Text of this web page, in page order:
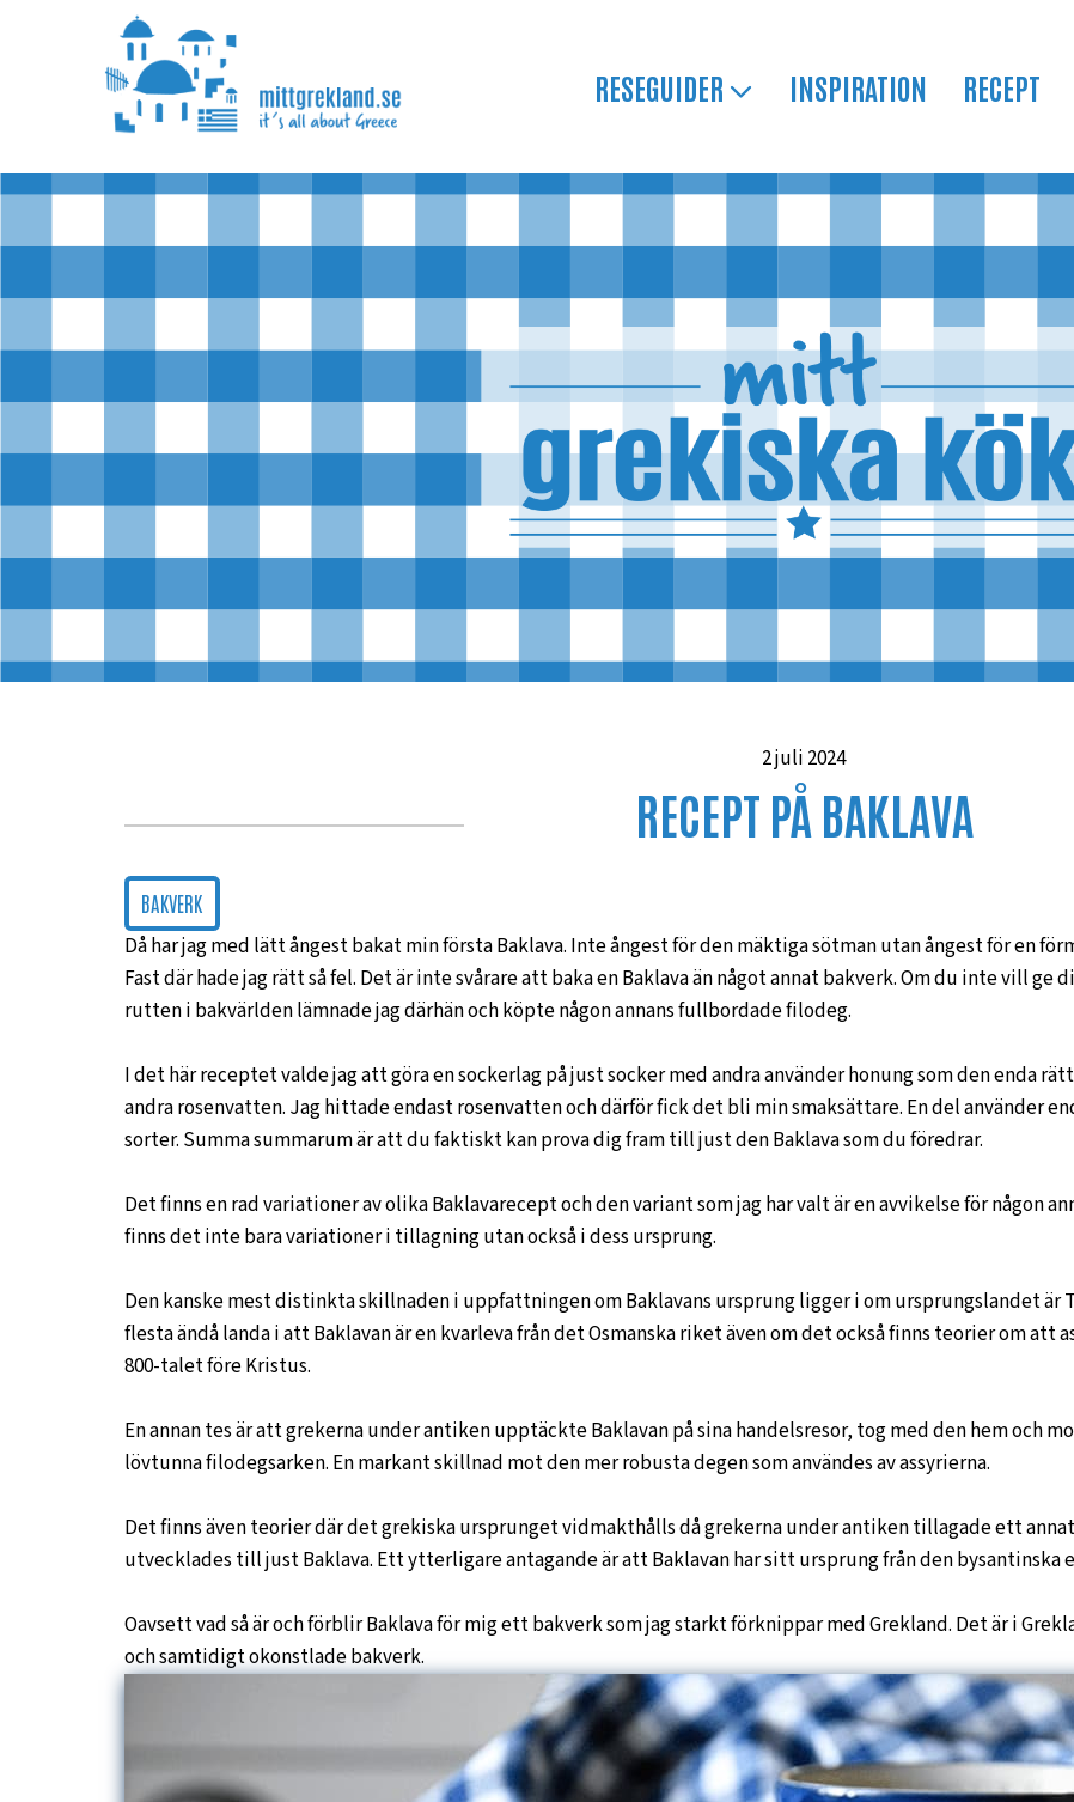
RESEGUIDER INSPIRATION RECEPT
2 juli 2024
RECEPT PÅ BAKLAVA
BAKVERK
Då har jag med lätt ångest bakat min första Baklava. Inte ångest för den mäktiga sötman utan ångest för en
Fast där hade jag rätt så fel. Det är inte svårare att baka en Baklava än något annat bakverk. Om du inte vill ge
rutten i bakvärlden lämnade jag därhän och köpte någon annans fullbordade filodeg.
I det här receptet valde jag att göra en sockerlag på just socker med andra använder honung som den enda
andra rosenvatten. Jag hittade endast rosenvatten och därför fick det bli min smaksättare. En del använder
sorter. Summa summarum är att du faktiskt kan prova dig fram till just den Baklava som du föredrar.
Det finns en rad variationer av olika Baklavarecept och den variant som jag har valt är en avvikelse för någon
finns det inte bara variationer i tillagning utan också i dess ursprung.
Den kanske mest distinkta skillnaden i uppfattningen om Baklavans ursprung ligger i om ursprungslandet är
flesta ändå landa i att Baklavan är en kvarleva från det Osmanska riket även om det också finns teorier om att
800-talet före Kristus.
En annan tes är att grekerna under antiken upptäckte Baklavan på sina handelsresor, tog med den hem och
lövtunna filodegsarken. En markant skillnad mot den mer robusta degen som användes av assyrierna.
Det finns även teorier där det grekiska ursprunget vidmakthålls då grekerna under antiken tillagade ett
utvecklades till just Baklava. Ett ytterligare antagande är att Baklavan har sitt ursprung från den bysantinska
Oavsett vad så är och förblir Baklava för mig ett bakverk som jag starkt förknippar med Grekland. Det är i
och samtidigt okonstlade bakverk.